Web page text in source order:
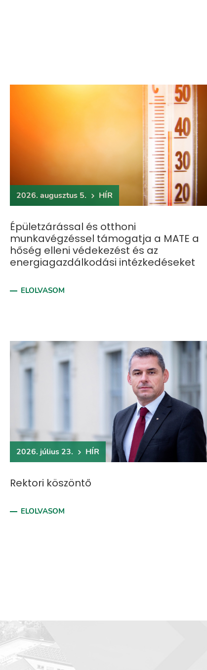
2026. augusztus 5. HÍR
Épületzárással és otthoni
munkavégzéssel támogatja a MATE a
hőség elleni védekezést és az
energiagazdálkodási intézkedéseket
ELOLVASOM
2026. július 23. HÍR
Rektori köszöntő
ELOLVASOM